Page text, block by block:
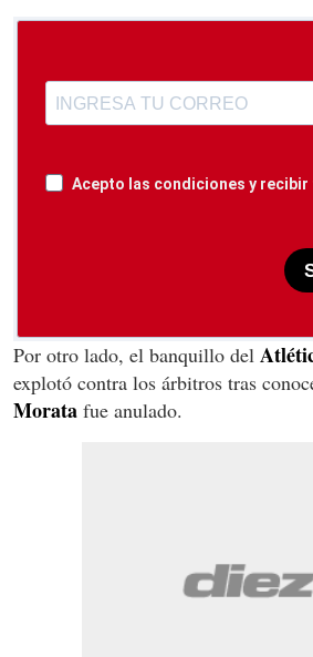
Acepto las condiciones y
Por otro lado, el banquillo del
explotó contra los árbitros tras
Morata fue anulado.